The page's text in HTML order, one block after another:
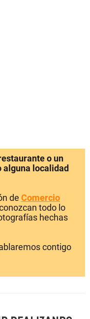
o un
alguna localidad
de Comercio
todo lo
hechas
contigo